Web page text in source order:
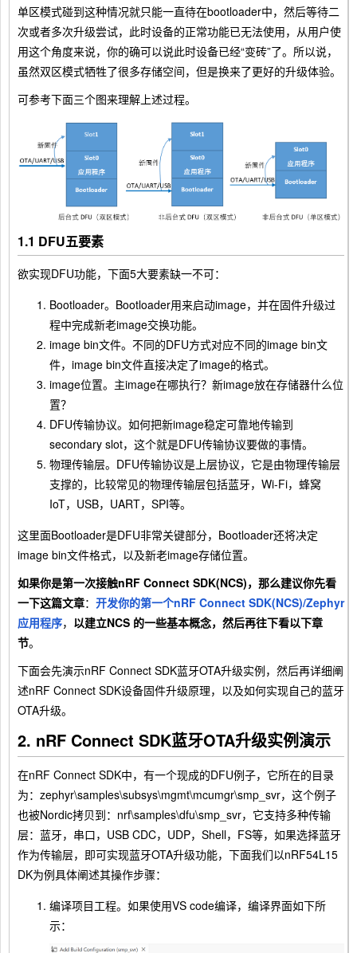
单区模式碰到这种情况就只能一直待在bootloader中，然后等待二
次或者多次升级尝试，此时设备的正常功能已无法使用，从用户使
用这个角度来说，你的确可以说此时设备已经“变砖”了。所以说，
虽然双区模式牺牲了很多存储空间，但是换来了更好的升级体验。
可参考下面三个图来理解上述过程。
1.1 DFU五要素
欲实现DFU功能，下面5大要素缺一不可：
Bootloader。Bootloader用来启动image，并在固件升级过
程中完成新老image交换功能。
image bin文件。不同的DFU方式对应不同的image bin文
件，image bin文件直接决定了image的格式。
image位置。主image在哪执行？新image放在存储器什么位
置？
DFU传输协议。如何把新image稳定可靠地传输到
secondary slot，这个就是DFU传输协议要做的事情。
物理传输层。DFU传输协议是上层协议，它是由物理传输层
支撑的，比较常见的物理传输层包括蓝牙，Wi-Fi，蜂窝
IoT，USB，UART，SPI等。
这里面Bootloader是DFU非常关键部分，Bootloader还将决定
image bin文件格式，以及新老image存储位置。
如果你是第一次接触nRF Connect SDK(NCS)，那么建议你先看
一下这篇文章： 开发你的第一个nRF Connect SDK(NCS)/Zephyr
应用程序， 以建立NCS 的一些基本概念，然后再往下看以下章
节。
下面会先演示nRF Connect SDK蓝牙OTA升级实例，然后再详细阐
述nRF Connect SDK设备固件升级原理，以及如何实现自己的蓝牙
OTA升级。
2. nRF Connect SDK蓝牙OTA升级实例演示
在nRF Connect SDK中，有一个现成的DFU例子，它所在的目录
为：zephyr\samples\subsys\mgmt\mcumgr\smp_svr，这个例子
也被Nordic拷贝到：nrf\samples\dfu\smp_svr，它支持多种传输
层：蓝牙，串口，USB CDC，UDP，Shell，FS等，如果选择蓝牙
作为传输层，即可实现蓝牙OTA升级功能，下面我们以nRF54L15
DK为例具体阐述其操作步骤：
编译项目工程。如果使用VS code编译，编译界面如下所
示：